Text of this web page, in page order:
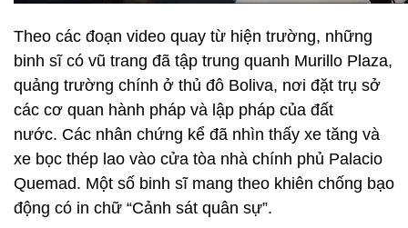
Theo các đoạn video quay từ hiện trường, những
binh sĩ có vũ trang đã tập trung quanh Murillo Plaza,
quảng trường chính ở thủ đô Boliva, nơi đặt trụ sở
các cơ quan hành pháp và lập pháp của đất
nước. Các nhân chứng kể đã nhìn thấy xe tăng và
xe bọc thép lao vào cửa tòa nhà chính phủ Palacio
Quemad. Một số binh sĩ mang theo khiên chống bạo
động có in chữ “Cảnh sát quân sự”.